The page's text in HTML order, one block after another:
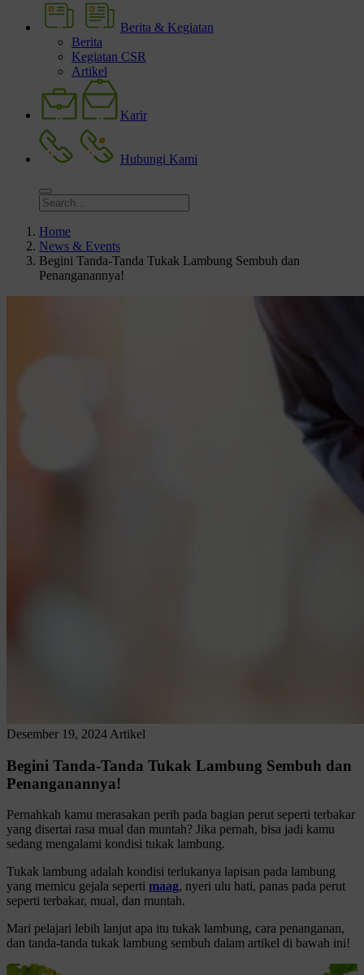
Berita & Kegiatan
Berita
Kegiatan CSR
Artikel
Karir
Hubungi Kami
Home
News & Events
Begini Tanda-Tanda Tukak Lambung Sembuh dan
Penanganannya!
Desember 19, 2024 Artikel
Begini Tanda-Tanda Tukak Lambung Sembuh dan
Penanganannya!
Pernahkah kamu merasakan perih pada bagian perut seperti terbakar
yang disertai rasa mual dan muntah? Jika pernah, bisa jadi kamu
sedang mengalami kondisi tukak lambung.
Tukak lambung adalah kondisi terlukanya lapisan pada lambung
yang memicu gejala seperti maag, nyeri ulu hati, panas pada perut
seperti terbakar, mual, dan muntah.
Mari pelajari lebih lanjut apa itu tukak lambung, cara penanganan,
dan tanda-tanda tukak lambung sembuh dalam artikel di bawah ini!